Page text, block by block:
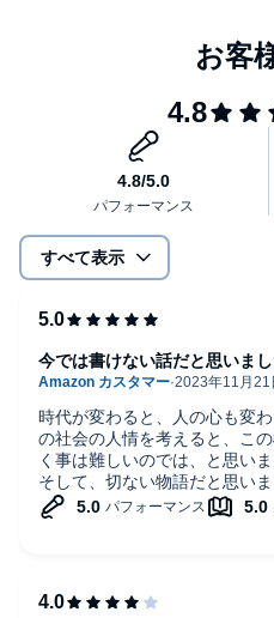
すべて表示
時代が変わると、人の心も変
の社会の人情を考えると、こ
く事は難しいのでは、と思いま
そして、切ない物語だと思いま
今では書けない話だと思いま